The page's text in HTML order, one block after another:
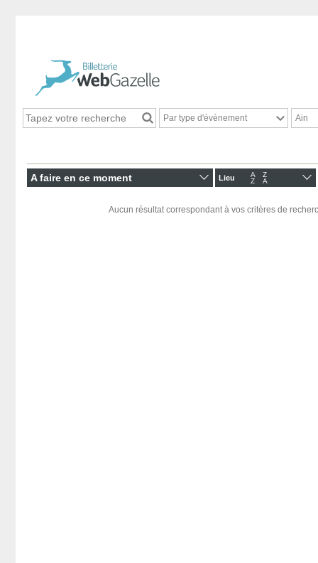
Par type d'évènement Ain
A faire en ce moment A
Z
Z
A
Lieu
Aucun résultat correspondant à vos critères de